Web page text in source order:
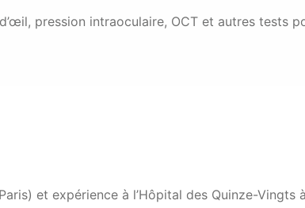
pression intraoculaire, OCT et autres tests
et expérience à l’Hôpital des Quinze-Vingts